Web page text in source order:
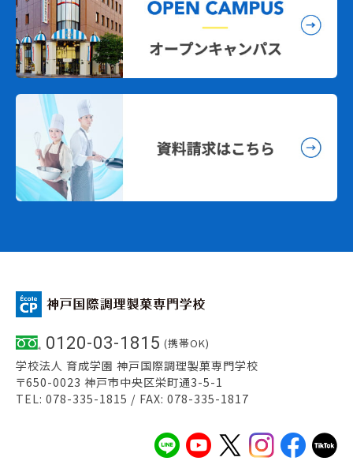
0120-03-1815 (携帯OK)
学校法人 育成学園 神戸国際調理製菓専門学校
〒650-0023 神戸市中央区栄町通3-5-1
TEL: 078-335-1815 / FAX: 078-335-1817